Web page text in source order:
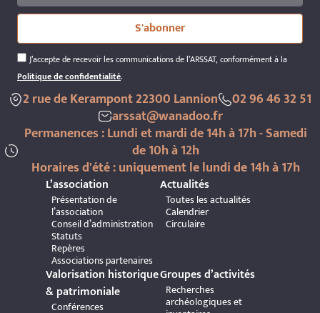
J’accepte de recevoir les communications de l’ARSSAT, conformément à la
Politique de confidentialité.
S'abonner
2 rue de Kerampont 22300 Lannion
02 96 46 32 51
arssat@wanadoo.fr
Permanences : Lundi et mardi de 14h à 17h - Samedi
de 10h à 12h
Horaires d'été : uniquement le lundi de 14h à 17h
L’association
Présentation de
l’association
Conseil d’administration
Statuts
Repères
Associations partenaires
Actualités
Toutes les actualités
Calendrier
Circulaire
Valorisation historique
& patrimoniale
Conférences
Groupes d’activités
Recherches
archéologiques et